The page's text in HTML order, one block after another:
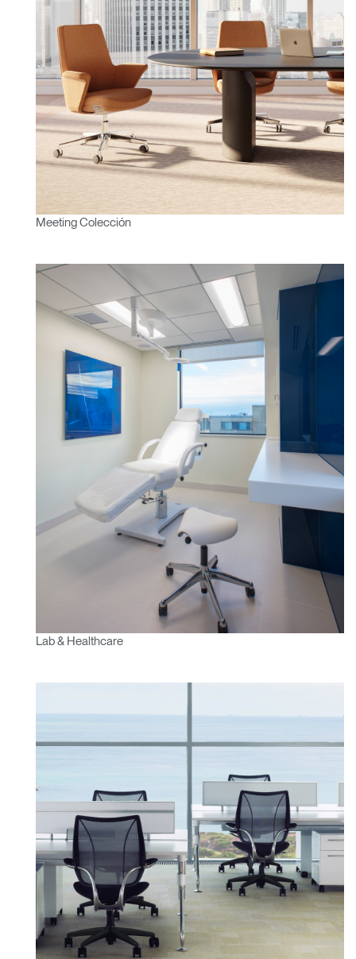
Opens
Facebook
Opens
to
Twitter
Opens
Linkedin
Opens
Instagram
Opens
to
Humanscale
Blog
Opens
to
Pinterest
Opens
to
YouTube
Seleccione su ubicación
¿Ha olvidado su
contraseña?
Select
Region
Crear una cuenta
referencia?
ENTRAR
Close
Box
Meeting Colección
Lab & Healthcare